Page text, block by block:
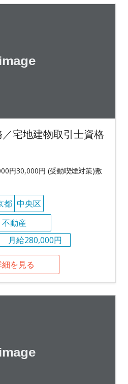
宅地建物取引士資格
円30,000円 (受動喫煙対策)敷
都 中央区
不動産
月給280,000円
を見る